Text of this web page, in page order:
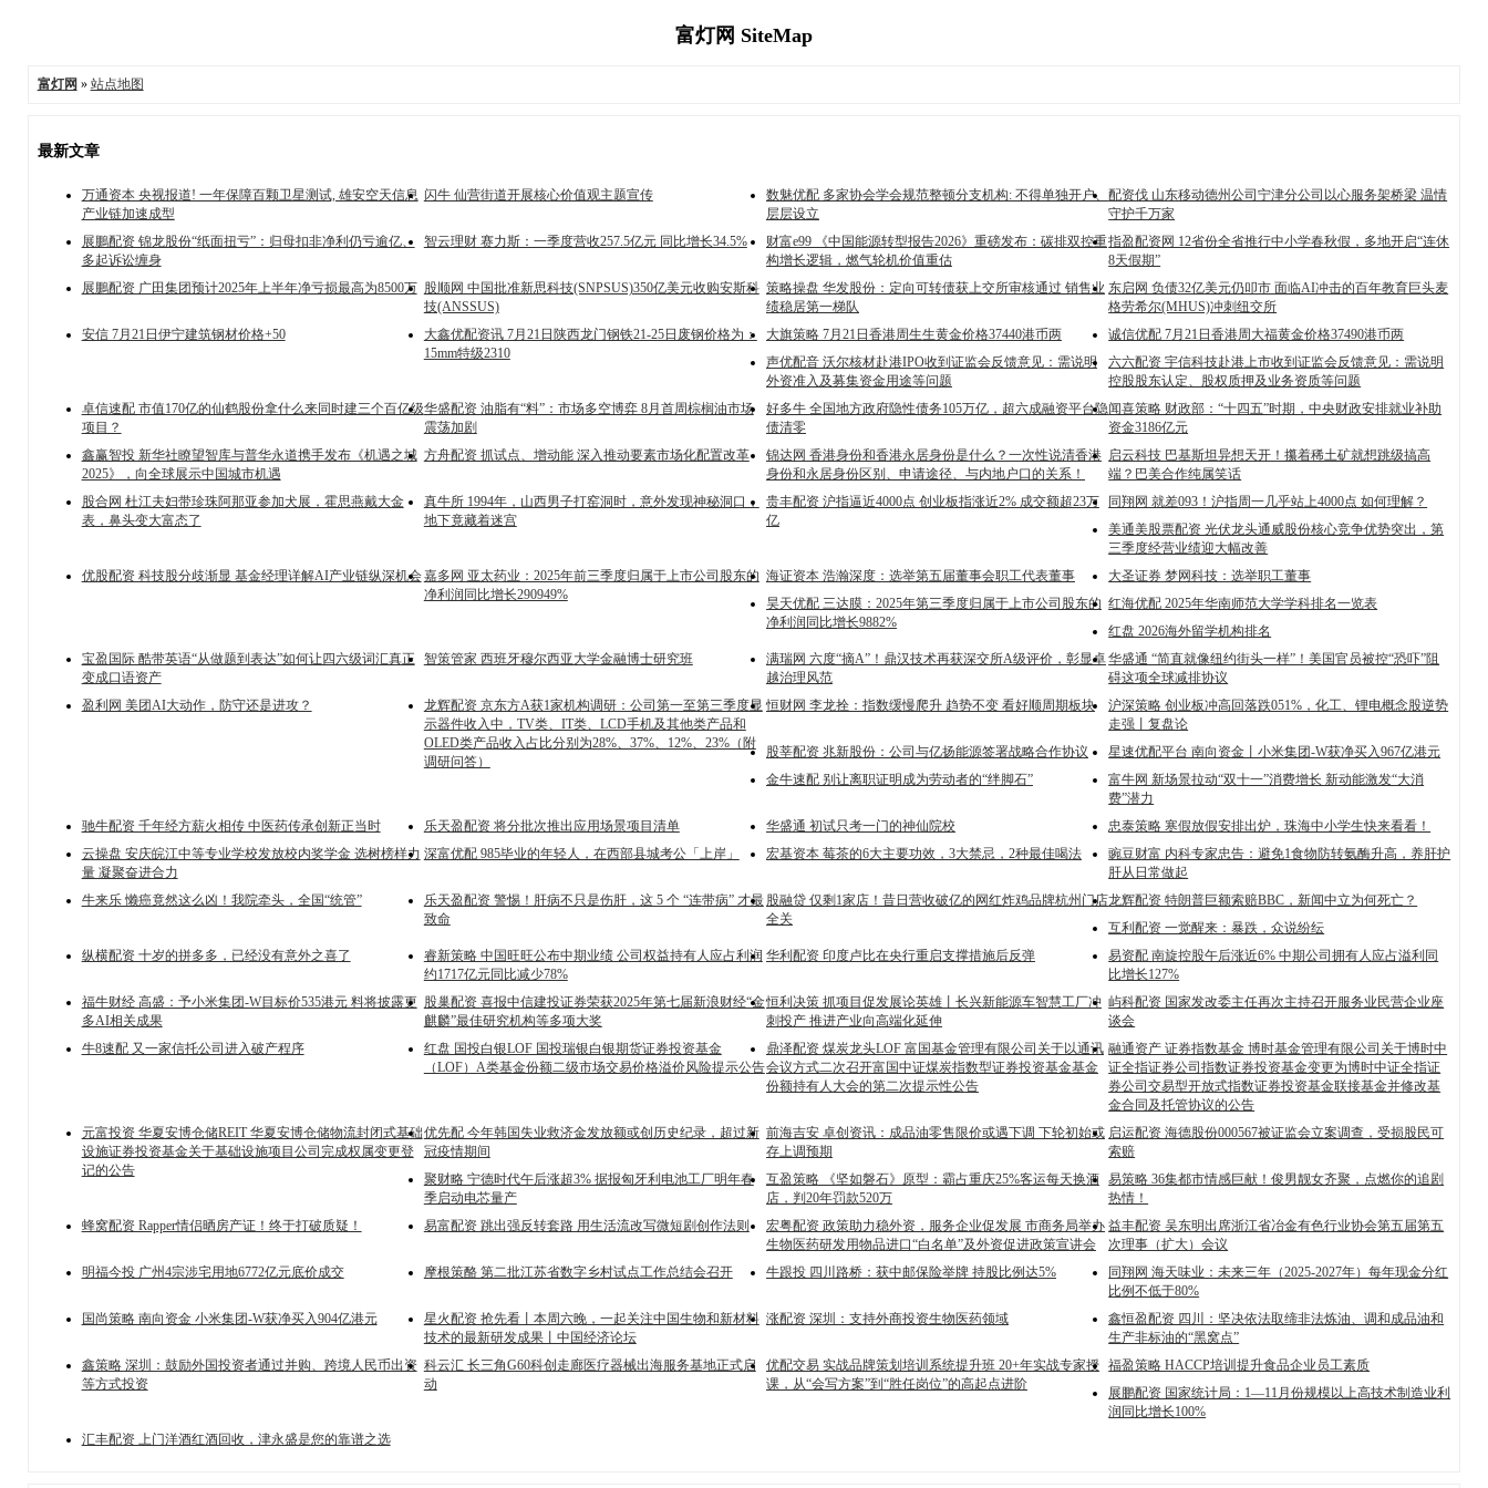
富灯网 SiteMap
富灯网 » 站点地图
最新文章
万通资本 央视报道! 一年保障百颗卫星测试, 雄安空天信息
产业链加速成型
闪牛 仙营街道开展核心价值观主题宣传
数魅优配 多家协会学会规范整顿分支机构: 不得单独开户、
层层设立
配资伐 山东移动德州公司宁津分公司以心服务架桥梁 温情
守护千万家
展鵬配资 锦龙股份“纸面扭亏”：归母扣非净利仍亏逾亿、
多起诉讼缠身
智云理财 赛力斯：一季度营收257.5亿元 同比增长34.5%
财富e99 《中国能源转型报告2026》重磅发布：碳排双控重
构增长逻辑，燃气轮机价值重估
指盈配资网 12省份全省推行中小学春秋假，多地开启“连休
8天假期”
展鵬配资 广田集团预计2025年上半年净亏损最高为8500万 股顺网 中国批准新思科技(SNPSUS)350亿美元收购安斯科
技(ANSSUS)
策略操盘 华发股份：定向可转债获上交所审核通过 销售业
绩稳居第一梯队
东启网 负债32亿美元仍叩市 面临AI冲击的百年教育巨头麦
格劳希尔(MHUS)冲刺纽交所
安信 7月21日伊宁建筑钢材价格+50
大鑫优配资讯 7月21日陕西龙门钢铁21-25日废钢价格为：
15mm特级2310
大旗策略 7月21日香港周生生黄金价格37440港币两
诚信优配 7月21日香港周大福黄金价格37490港币两
声优配音 沃尔核材赴港IPO收到证监会反馈意见：需说明
外资准入及募集资金用途等问题
六六配资 宇信科技赴港上市收到证监会反馈意见：需说明
控股股东认定、股权质押及业务资质等问题
卓信速配 市值170亿的仙鹤股份拿什么来同时建三个百亿级
项目？
华盛配资 油脂有“料”：市场多空博弈 8月首周棕榈油市场
震荡加剧
好多牛 全国地方政府隐性债务105万亿，超六成融资平台隐
债清零
闻喜策略 财政部：“十四五”时期，中央财政安排就业补助
资金3186亿元
鑫赢智投 新华社瞭望智库与普华永道携手发布《机遇之城
2025》，向全球展示中国城市机遇
方舟配资 抓试点、增动能 深入推动要素市场化配置改革
锦达网 香港身份和香港永居身份是什么？一次性说清香港
身份和永居身份区别、申请途径、与内地户口的关系！
启云科技 巴基斯坦异想天开！攥着稀土矿就想跳级搞高
端？巴美合作纯属笑话
股合网 杜江夫妇带珍珠阿那亚参加犬展，霍思燕戴大金
表，鼻头变大富态了
真牛所 1994年，山西男子打窑洞时，意外发现神秘洞口，
地下竟藏着迷宫
贵丰配资 沪指逼近4000点 创业板指涨近2% 成交额超23万
亿
同翔网 就差093！沪指周一几乎站上4000点 如何理解？
美通美股票配资 光伏龙头通威股份核心竞争优势突出，第
三季度经营业绩迎大幅改善
优股配资 科技股分歧渐显 基金经理详解AI产业链纵深机会嘉多网 亚太药业：2025年前三季度归属于上市公司股东的
净利润同比增长290949%
海证资本 浩瀚深度：选举第五届董事会职工代表董事
大圣证券 梦网科技：选举职工董事
昊天优配 三达膜：2025年第三季度归属于上市公司股东的
净利润同比增长9882%
红海优配 2025年华南师范大学学科排名一览表
红盘 2026海外留学机构排名
宝盈国际 酷带英语“从做题到表达”如何让四六级词汇真正
变成口语资产
智策管家 西班牙穆尔西亚大学金融博士研究班
满瑞网 六度“摘A”！鼎汉技术再获深交所A级评价，彰显卓
越治理风范
华盛通 “简直就像纽约街头一样”！美国官员被控“恐吓”阻
碍这项全球减排协议
盈利网 美团AI大动作，防守还是进攻？
龙辉配资 京东方A获1家机构调研：公司第一至第三季度显
示器件收入中，TV类、IT类、LCD手机及其他类产品和
OLED类产品收入占比分别为28%、37%、12%、23%（附
调研问答）
恒财网 李龙拴：指数缓慢爬升 趋势不变 看好顺周期板块
沪深策略 创业板冲高回落跌051%，化工、锂电概念股逆势
走强丨复盘论
股莘配资 兆新股份：公司与亿扬能源签署战略合作协议
星速优配平台 南向资金丨小米集团-W获净买入967亿港元
金牛速配 别让离职证明成为劳动者的“绊脚石”
富牛网 新场景拉动“双十一”消费增长 新动能激发“大消
费”潜力
驰牛配资 千年经方薪火相传 中医药传承创新正当时
乐天盈配资 将分批次推出应用场景项目清单 华盛通 初试只考一门的神仙院校
忠泰策略 寒假放假安排出炉，珠海中小学生快来看看！
云操盘 安庆皖江中等专业学校发放校内奖学金 选树榜样力
量 凝聚奋进合力
深富优配 985毕业的年轻人，在西部县城考公「上岸」 宏基资本 莓茶的6大主要功效，3大禁忌，2种最佳喝法
豌豆财富 内科专家忠告：避免1食物防转氨酶升高，养肝护
肝从日常做起
牛来乐 懒癌竟然这么凶！我院牵头，全国“统管”
乐天盈配资 警惕！肝病不只是伤肝，这 5 个 “连带病” 才最
致命
股融贷 仅剩1家店！昔日营收破亿的网红炸鸡品牌杭州门店
全关
龙辉配资 特朗普巨额索赔BBC，新闻中立为何死亡？
互利配资 一觉醒来：暴跌，众说纷纭
纵横配资 十岁的拼多多，已经没有意外之喜了
睿新策略 中国旺旺公布中期业绩 公司权益持有人应占利润
约1717亿元同比减少78%
华利配资 印度卢比在央行重启支撑措施后反弹
易资配 南旋控股午后涨近6% 中期公司拥有人应占溢利同
比增长127%
福牛财经 高盛：予小米集团-W目标价535港元 料将披露更
多AI相关成果
股巢配资 喜报中信建投证券荣获2025年第七届新浪财经“金
麒麟”最佳研究机构等多项大奖
恒利决策 抓项目促发展论英雄丨长兴新能源车智慧工厂冲
刺投产 推进产业向高端化延伸
屿科配资 国家发改委主任再次主持召开服务业民营企业座
谈会
牛8速配 又一家信托公司进入破产程序
红盘 国投白银LOF 国投瑞银白银期货证券投资基金
（LOF）A类基金份额二级市场交易价格溢价风险提示公告
鼎泽配资 煤炭龙头LOF 富国基金管理有限公司关于以通讯
会议方式二次召开富国中证煤炭指数型证券投资基金基金
份额持有人大会的第二次提示性公告
融通资产 证券指数基金 博时基金管理有限公司关于博时中
证全指证券公司指数证券投资基金变更为博时中证全指证
券公司交易型开放式指数证券投资基金联接基金并修改基
金合同及托管协议的公告
元富投资 华夏安博仓储REIT 华夏安博仓储物流封闭式基础
设施证券投资基金关于基础设施项目公司完成权属变更登
记的公告
优先配 今年韩国失业救济金发放额或创历史纪录，超过新
冠疫情期间
前海吉安 卓创资讯：成品油零售限价或遇下调 下轮初始或
存上调预期
启运配资 海德股份000567被证监会立案调查，受损股民可
索赔
聚财略 宁德时代午后涨超3% 据报匈牙利电池工厂明年春
季启动电芯量产
互盈策略 《坚如磐石》原型：霸占重庆25%客运每天换酒
店，判20年罚款520万
易策略 36集都市情感巨献！俊男靓女齐聚，点燃你的追剧
热情！
蜂窝配资 Rapper情侣晒房产证！终于打破质疑！
易富配资 跳出强反转套路 用生活流改写微短剧创作法则
宏粤配资 政策助力稳外资，服务企业促发展 市商务局举办
生物医药研发用物品进口“白名单”及外资促进政策宣讲会
益丰配资 吴东明出席浙江省冶金有色行业协会第五届第五
次理事（扩大）会议
明福今投 广州4宗涉宅用地6772亿元底价成交
摩根策酪 第二批江苏省数字乡村试点工作总结会召开 牛跟投 四川路桥：获中邮保险举牌 持股比例达5%
同翔网 海天味业：未来三年（2025-2027年）每年现金分红
比例不低于80%
国尚策略 南向资金 小米集团-W获净买入904亿港元
星火配资 抢先看丨本周六晚，一起关注中国生物和新材料
技术的最新研发成果丨中国经济论坛
涨配资 深圳：支持外商投资生物医药领域
鑫恒盈配资 四川：坚决依法取缔非法炼油、调和成品油和
生产非标油的“黑窝点”
鑫策略 深圳：鼓励外国投资者通过并购、跨境人民币出资
等方式投资
科云汇 长三角G60科创走廊医疗器械出海服务基地正式启
动
优配交易 实战品牌策划培训系统提升班 20+年实战专家授
课，从“会写方案”到“胜任岗位”的高起点进阶
福盈策略 HACCP培训提升食品企业员工素质
展鹏配资 国家统计局：1—11月份规模以上高技术制造业利
润同比增长100%
汇丰配资 上门洋酒红酒回收，津永盛是您的靠谱之选